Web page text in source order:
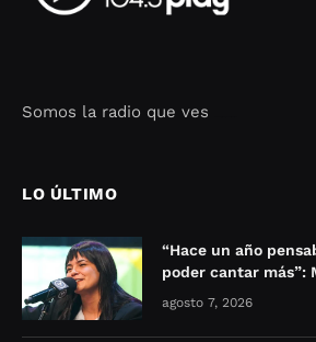
Somos la radio que ves
LO ÚLTIMO
“Hace un año
poder cantar más”:
agosto 7, 2026